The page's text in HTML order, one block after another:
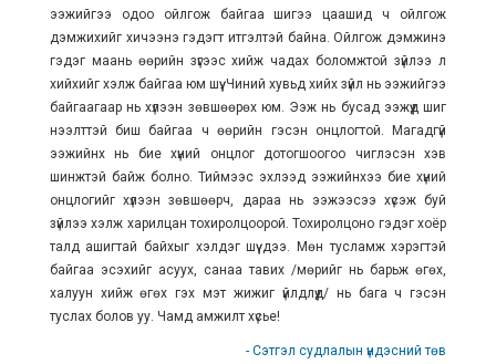
ээжийгээ одоо ойлгож байгаа шигээ цаашид ч ойлгож
дэмжихийг хичээнэ гэдэгт итгэлтэй байна. Ойлгож дэмжинэ
гэдэг маань өөрийн зүгээс хийж чадах боломжтой зүйлээ л
хийхийг хэлж байгаа юм шүү. Чиний хувьд хийх зүйл нь ээжийгээ
байгаагаар нь хүлээн зөвшөөрөх юм. Ээж нь бусад ээжүүд шиг
нээлттэй биш байгаа ч өөрийн гэсэн онцлогтой. Магадгүй
ээжийнх нь бие хүний онцлог дотогшоогоо чиглэсэн хэв
шинжтэй байж болно. Тиймээс эхлээд ээжийнхээ бие хүний
онцлогийг хүлээн зөвшөөрч, дараа нь ээжээсээ хүсэж буй
зүйлээ хэлж харилцан тохиролцоорой. Тохиролцоно гэдэг хоёр
талд ашигтай байхыг хэлдэг шүү дээ. Мөн тусламж хэрэгтэй
байгаа эсэхийг асуух, санаа тавих /мөрийг нь барьж өгөх,
халуун хийж өгөх гэх мэт жижиг үйлдлүүд/ нь бага ч гэсэн
туслах болов уу. Чамд амжилт хүсье!
- Сэтгэл судлалын үндэсний төв